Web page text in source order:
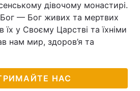
дівочому монастирі.
— Бог живих та мертвих
їх у Своєму Царстві та їхніми
нам мир, здоров’я та
НАС